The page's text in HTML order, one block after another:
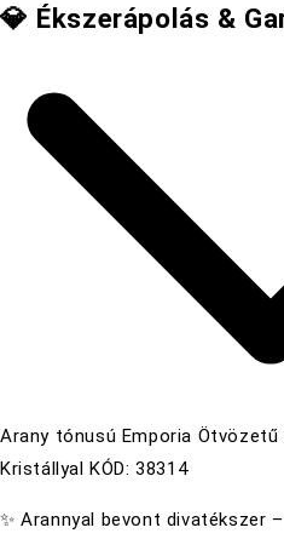
💎 Ékszerápolás &
Arany tónusú Emporia
Kristállyal KÓD: 38314
✨ Arannyal bevont divatékszer